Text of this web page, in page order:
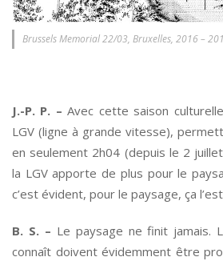
Brussels Memorial 22/03, Bruxelles, 2016 –
J.-P. P. – Avec cette saison
LGV (ligne à grande vitesse),
en seulement 2h04 (depuis le 2
la LGV apporte de plus pour le
c’est évident, pour le paysage, ça
B. S. – Le paysage ne finit jamais.
connaît doivent évidemment être